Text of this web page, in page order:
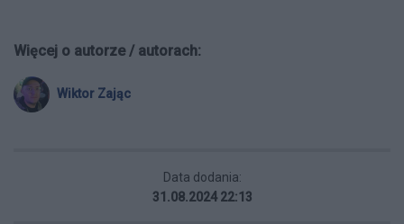
Więcej o autorze / autorach:
Wiktor Zając
Data dodania:
31.08.2024 22:13